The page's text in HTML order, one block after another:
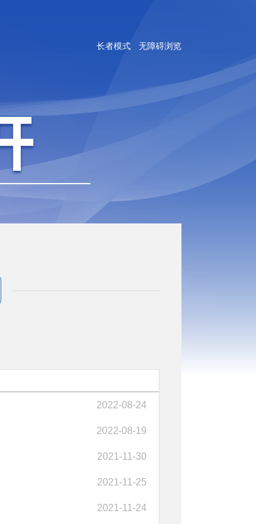
无障碍浏览
长者模式
2022-08-24
2022-08-19
2021-11-30
2021-11-25
2021-11-24